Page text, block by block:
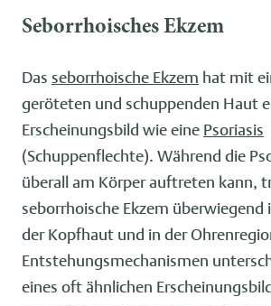
Seborrhoisches Ekzem
Das seborrhoische Ekzem hat mit
geröteten und schuppenden Haut
Erscheinungsbild wie eine Psoriasis
(Schuppenflechte). Während die
überall am Körper auftreten kann,
seborrhoische Ekzem überwiegend
der Kopfhaut und in der
Entstehungsmechanismen
eines oft ähnlichen